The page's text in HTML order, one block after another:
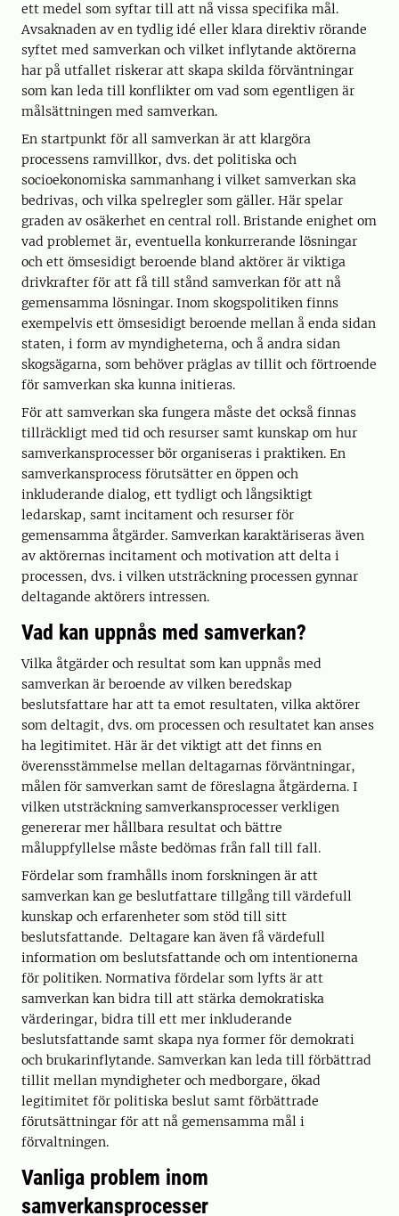
ett medel som syftar till att nå vissa specifika mål.
Avsaknaden av en tydlig idé eller klara direktiv rörande
syftet med samverkan och vilket inflytande aktörerna
har på utfallet riskerar att skapa skilda förväntningar
som kan leda till konflikter om vad som egentligen är
målsättningen med samverkan.
En startpunkt för all samverkan är att klargöra
processens ramvillkor, dvs. det politiska och
socioekonomiska sammanhang i vilket samverkan ska
bedrivas, och vilka spelregler som gäller. Här spelar
graden av osäkerhet en central roll. Bristande enighet om
vad problemet är, eventuella konkurrerande lösningar
och ett ömsesidigt beroende bland aktörer är viktiga
drivkrafter för att få till stånd samverkan för att nå
gemensamma lösningar. Inom skogspolitiken finns
exempelvis ett ömsesidigt beroende mellan å enda sidan
staten, i form av myndigheterna, och å andra sidan
skogsägarna, som behöver präglas av tillit och förtroende
för samverkan ska kunna initieras.
För att samverkan ska fungera måste det också finnas
tillräckligt med tid och resurser samt kunskap om hur
samverkansprocesser bör organiseras i praktiken. En
samverkansprocess förutsätter en öppen och
inkluderande dialog, ett tydligt och långsiktigt
ledarskap, samt incitament och resurser för
gemensamma åtgärder. Samverkan karaktäriseras även
av aktörernas incitament och motivation att delta i
processen, dvs. i vilken utsträckning processen gynnar
deltagande aktörers intressen.
Vad kan uppnås med samverkan?
Vilka åtgärder och resultat som kan uppnås med
samverkan är beroende av vilken beredskap
beslutsfattare har att ta emot resultaten, vilka aktörer
som deltagit, dvs. om processen och resultatet kan anses
ha legitimitet. Här är det viktigt att det finns en
överensstämmelse mellan deltagarnas förväntningar,
målen för samverkan samt de föreslagna åtgärderna. I
vilken utsträckning samverkansprocesser verkligen
genererar mer hållbara resultat och bättre
måluppfyllelse måste bedömas från fall till fall.
Fördelar som framhålls inom forskningen är att
samverkan kan ge beslutfattare tillgång till värdefull
kunskap och erfarenheter som stöd till sitt
beslutsfattande. Deltagare kan även få värdefull
information om beslutsfattande och om intentionerna
för politiken. Normativa fördelar som lyfts är att
samverkan kan bidra till att stärka demokratiska
värderingar, bidra till ett mer inkluderande
beslutsfattande samt skapa nya former för demokrati
och brukarinflytande. Samverkan kan leda till förbättrad
tillit mellan myndigheter och medborgare, ökad
legitimitet för politiska beslut samt förbättrade
förutsättningar för att nå gemensamma mål i
förvaltningen.
Vanliga problem inom
samverkansprocesser